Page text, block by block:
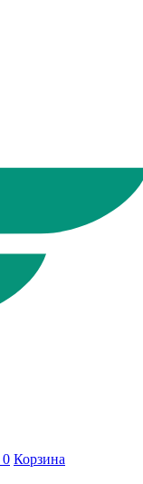
0 Корзина